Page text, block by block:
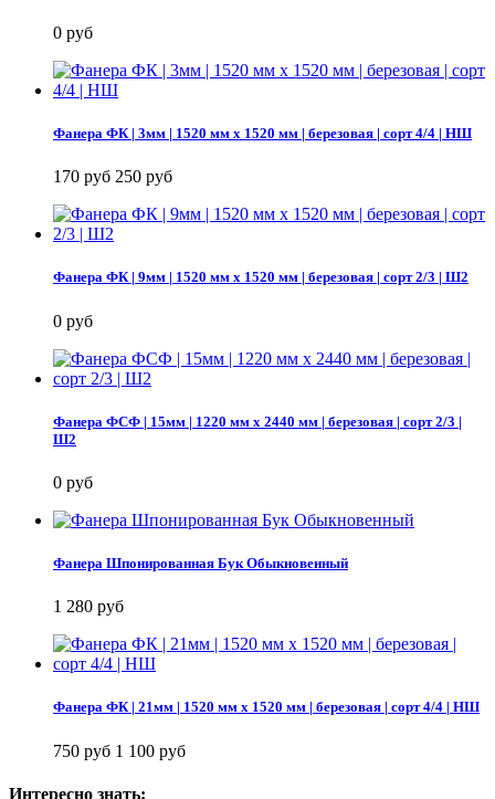
0 руб
Фанера ФК | 3мм | 1520 мм х 1520 мм | березовая | сорт 4/4 | НШ
170 руб 250 руб
Фанера ФК | 9мм | 1520 мм х 1520 мм | березовая | сорт 2/3 | Ш2
0 руб
Фанера ФСФ | 15мм | 1220 мм х 2440 мм | березовая | сорт 2/3 |
Ш2
0 руб
Фанера Шпонированная Бук Обыкновенный
1 280 руб
Фанера ФК | 21мм | 1520 мм х 1520 мм | березовая | сорт 4/4 | НШ
750 руб 1 100 руб
Интересно знать: